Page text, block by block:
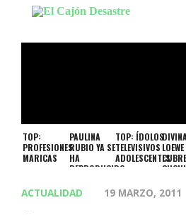
TOP:
PROFESIONES
MARICAS
PAULINA
RUBIO YA SE
HA
REPRODUCIDO
TOP: ÍDOLOS
TELEVISIVOS
ADOLESCENTES
DIVINA
NO HAY
ACTUALIDAD 19 MARZO, 2011